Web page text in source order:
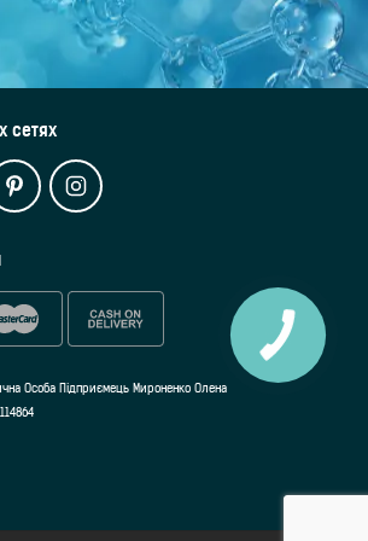
сетях
Особа Підприємець Мироненко Олена